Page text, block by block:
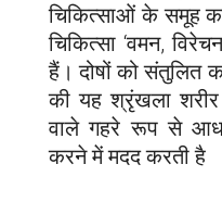
चिकित्साओं के समूह
चिकित्सा ‘वमन,
हैं। दोषों को संतुलित
की यह श्रृंखला
वाले गहरे रूप से
करने में मदद करती है